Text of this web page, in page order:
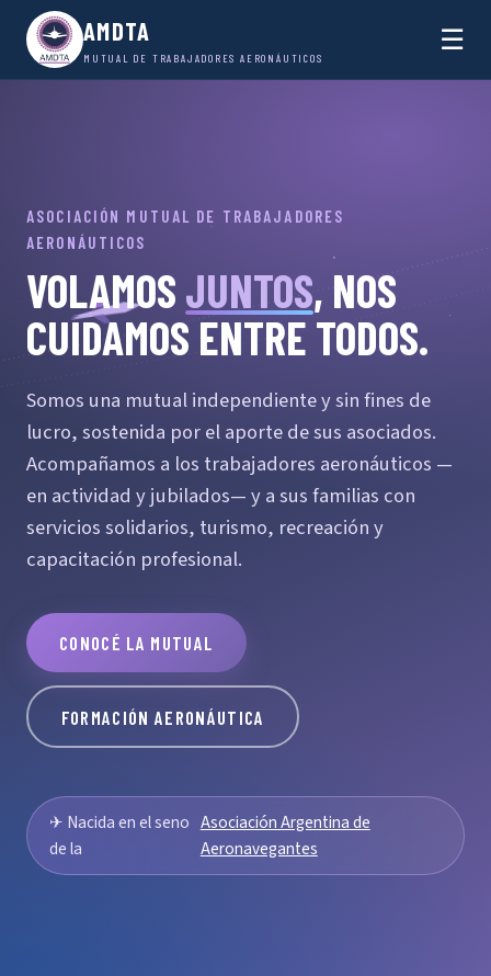
AMDTA
MUTUAL DE TRABAJADORES AERONÁUTICOS
☰
ASOCIACIÓN MUTUAL DE TRABAJADORES
AERONÁUTICOS
VOLAMOS JUNTOS, NOS
CUIDAMOS ENTRE TODOS.
Somos una mutual independiente y sin fines de
lucro, sostenida por el aporte de sus asociados.
Acompañamos a los trabajadores aeronáuticos —
en actividad y jubilados— y a sus familias con
servicios solidarios, turismo, recreación y
capacitación profesional.
CONOCÉ LA MUTUAL
FORMACIÓN AERONÁUTICA
✈ Nacida en el seno
de la
Asociación Argentina de
Aeronavegantes